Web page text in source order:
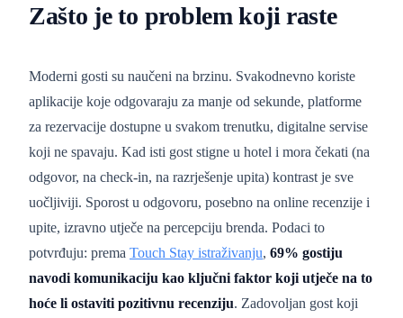
Zašto je to problem koji raste
Moderni gosti su naučeni na brzinu. Svakodnevno koriste
aplikacije koje odgovaraju za manje od sekunde, platforme
za rezervacije dostupne u svakom trenutku, digitalne servise
koji ne spavaju. Kad isti gost stigne u hotel i mora čekati (na
odgovor, na check-in, na razrješenje upita) kontrast je sve
uočljiviji. Sporost u odgovoru, posebno na online recenzije i
upite, izravno utječe na percepciju brenda. Podaci to
potvrđuju: prema Touch Stay istraživanju, 69% gostiju
navodi komunikaciju kao ključni faktor koji utječe na to
hoće li ostaviti pozitivnu recenziju. Zadovoljan gost koji